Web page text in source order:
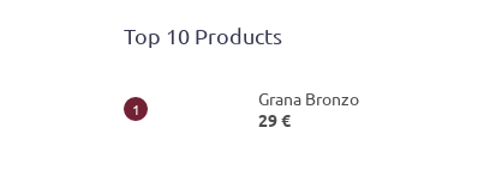
Top 10 Products
Grana Bronzo
29 €